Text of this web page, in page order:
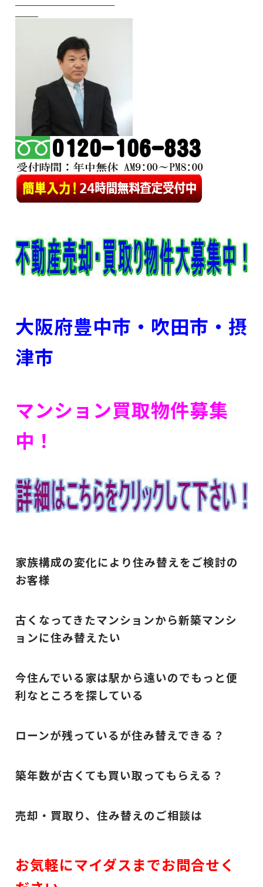
大阪府豊中市・吹田市・摂
津市
マンション買取物件募集
中！
家族構成の変化により住み替えをご検討の
お客様
古くなってきたマンションから新築マンシ
ョンに住み替えたい
今住んでいる家は駅から遠いのでもっと便
利なところを探している
ローンが残っているが住み替えできる？
築年数が古くても買い取ってもらえる？
売却・買取り、住み替えのご相談は
お気軽にマイダスまでお問合せく